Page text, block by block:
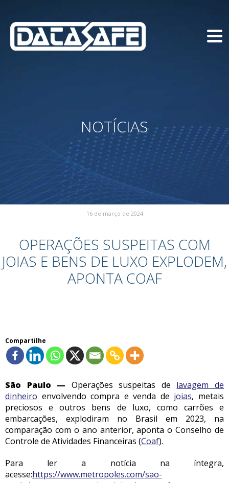
NOTÍCIAS
16 de março de 2024
OPERAÇÕES SUSPEITAS COM
JOIAS E BENS DE LUXO EXPLODEM,
APONTA COAF
Compartilhe
São Paulo — Operações suspeitas de lavagem de
dinheiro envolvendo compra e venda de joias, metais
preciosos e outros bens de luxo, como carrões e
embarcações, explodiram no Brasil em 2023, na
comparação com o ano anterior, aponta o Conselho de
Controle de Atividades Financeiras (Coaf).
Para ler a notícia na íntegra,
acesse:https://www.metropoles.com/sao-